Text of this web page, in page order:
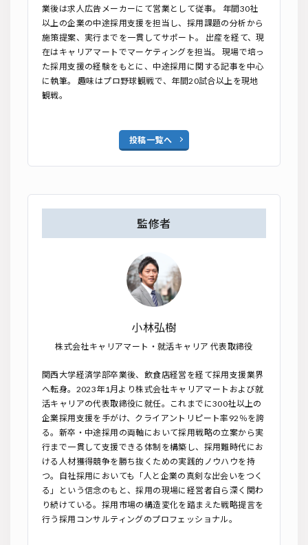
業後は求人広告メーカーにて営業として従事。 年間30社
以上の企業の中途採用支援を担当し、採用課題の分析から
施策提案、実行までを一貫してサポート。 出産を経て、現
在はキャリアマートでマーケティングを担当。 現場で培っ
た採用支援の経験をもとに、中途採用に関する記事を中心
に執筆。 趣味はプロ野球観戦で、年間20試合以上を現地
観戦。
投稿一覧へ
監修者
小林弘樹
株式会社キャリアマート・就活キャリア 代表取締役
関西大学経済学部卒業後、飲食店経営を経て採用支援業界
へ転身。2023年1月より株式会社キャリアマートおよび就
活キャリアの代表取締役に就任。これまでに300社以上の
企業採用支援を手がけ、クライアントリピート率92％を誇
る。新卒・中途採用の両軸において採用戦略の立案から実
行まで一貫して支援できる体制を構築し、採用難時代にお
ける人材獲得競争を勝ち抜くための実践的ノウハウを持
つ。自社採用においても「人と企業の真剣な出会いをつく
る」という信念のもと、採用の現場に経営者自ら深く関わ
り続けている。採用市場の構造変化を踏まえた戦略提言を
行う採用コンサルティングのプロフェッショナル。